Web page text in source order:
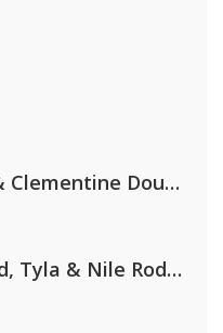
Calvin Harris & Clementine Douglas
Damiano David, Tyla & Nile Rodgers